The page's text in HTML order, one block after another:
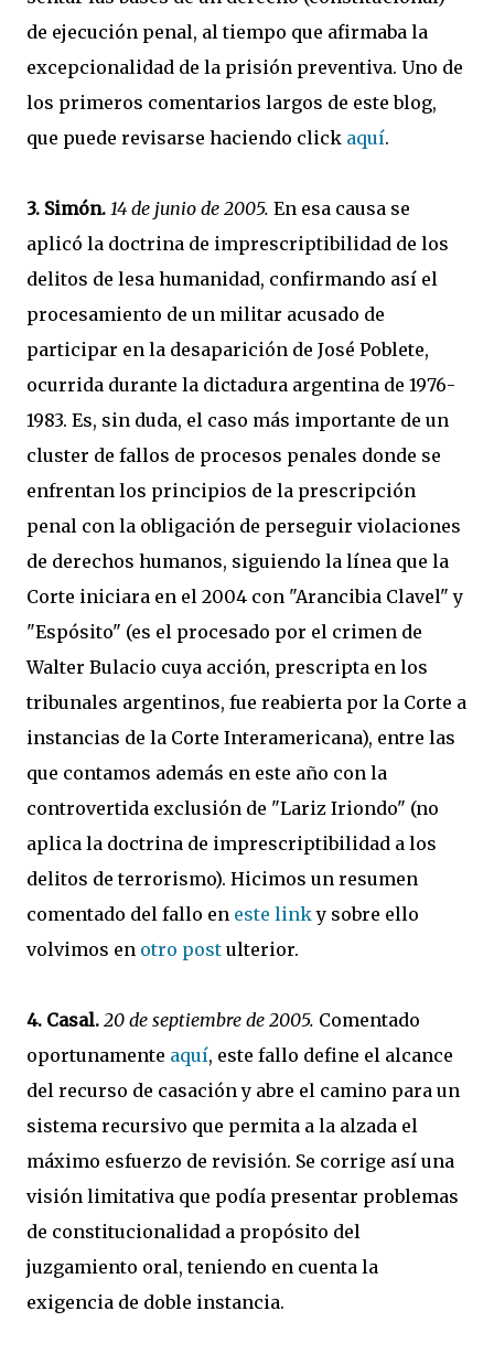
de ejecución penal, al tiempo que afirmaba la
excepcionalidad de la prisión preventiva. Uno de
los primeros comentarios largos de este blog,
que puede revisarse haciendo click aquí.
3. Simón. 14 de junio de 2005. En esa causa se
aplicó la doctrina de imprescriptibilidad de los
delitos de lesa humanidad, confirmando así el
procesamiento de un militar acusado de
participar en la desaparición de José Poblete,
ocurrida durante la dictadura argentina de 1976-
1983. Es, sin duda, el caso más importante de un
cluster de fallos de procesos penales donde se
enfrentan los principios de la prescripción
penal con la obligación de perseguir violaciones
de derechos humanos, siguiendo la línea que la
Corte iniciara en el 2004 con "Arancibia Clavel" y
"Espósito" (es el procesado por el crimen de
Walter Bulacio cuya acción, prescripta en los
tribunales argentinos, fue reabierta por la Corte a
instancias de la Corte Interamericana), entre las
que contamos además en este año con la
controvertida exclusión de "Lariz Iriondo" (no
aplica la doctrina de imprescriptibilidad a los
delitos de terrorismo). Hicimos un resumen
comentado del fallo en este linky sobre ello
volvimos en otro post ulterior.
4. Casal. 20 de septiembre de 2005. Comentado
oportunamente aquí, este fallo define el alcance
del recurso de casación y abre el camino para un
sistema recursivo que permita a la alzada el
máximo esfuerzo de revisión. Se corrige así una
visión limitativa que podía presentar problemas
de constitucionalidad a propósito del
juzgamiento oral, teniendo en cuenta la
exigencia de doble instancia.